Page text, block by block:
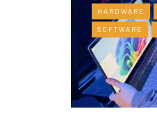
HARDWARE
SOFTWARE